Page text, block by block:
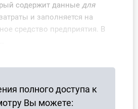
содержит данные для
и заполняется на
средство предприятия. В
полного доступа к
Вы можете: